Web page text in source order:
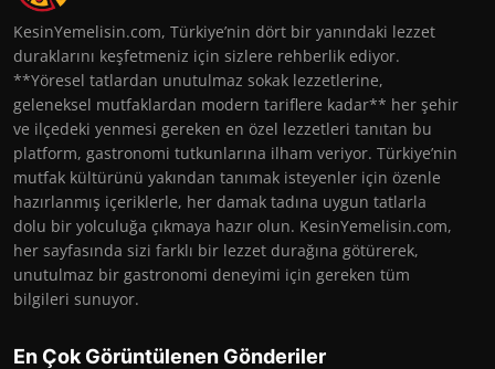
KesinYemelisin.com, Türkiye’nin dört bir yanındaki lezzet
duraklarını keşfetmeniz için sizlere rehberlik ediyor.
**Yöresel tatlardan unutulmaz sokak lezzetlerine,
geleneksel mutfaklardan modern tariflere kadar** her şehir
ve ilçedeki yenmesi gereken en özel lezzetleri tanıtan bu
platform, gastronomi tutkunlarına ilham veriyor. Türkiye’nin
mutfak kültürünü yakından tanımak isteyenler için özenle
hazırlanmış içeriklerle, her damak tadına uygun tatlarla
dolu bir yolculuğa çıkmaya hazır olun. KesinYemelisin.com,
her sayfasında sizi farklı bir lezzet durağına götürerek,
unutulmaz bir gastronomi deneyimi için gereken tüm
bilgileri sunuyor.
En Çok Görüntülenen Gönderiler